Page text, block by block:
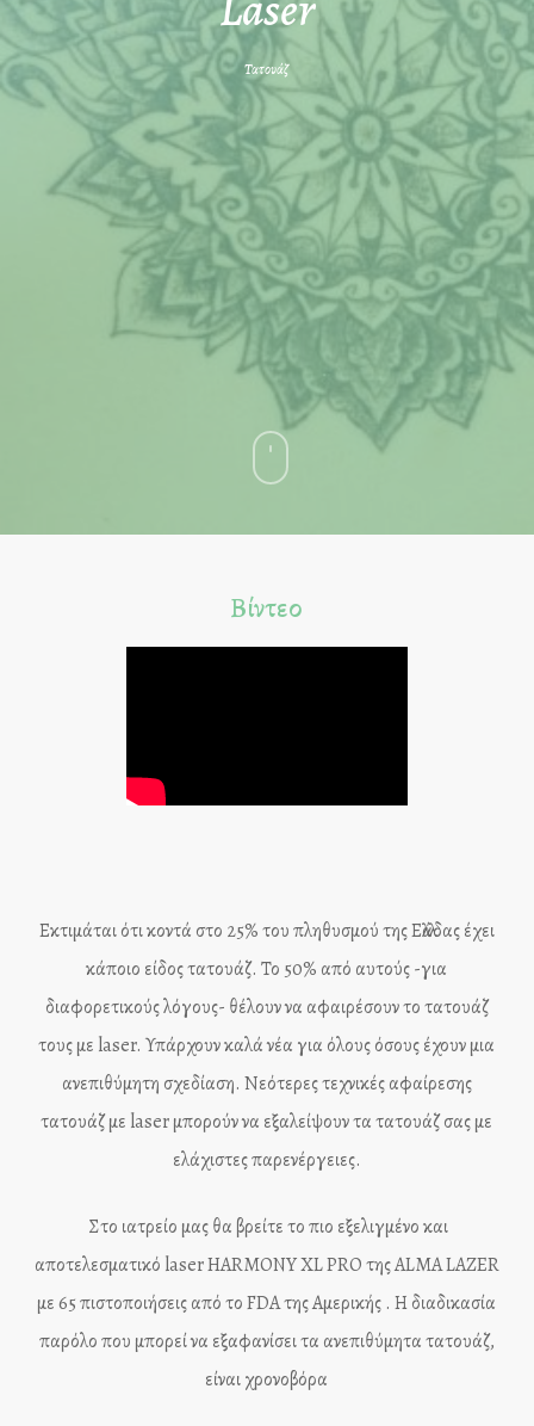
Τατουάζ
Βίντεο
Εκτιμάται ότι κοντά στο 25% του πληθυσμού της Ελλάδας έχει
κάποιο είδος τατουάζ. Το 50% από αυτούς -για
διαφορετικούς λόγους- θέλουν να αφαιρέσουν το τατουάζ
τους με laser. Υπάρχουν καλά νέα ​​για όλους όσους έχουν μια
ανεπιθύμητη σχεδίαση. Νεότερες τεχνικές αφαίρεσης
τατουάζ με laser μπορούν να εξαλείψουν τα τατουάζ σας με
ελάχιστες παρενέργειες.
Στο ιατρείο μας θα βρείτε το πιο εξελιγμένο και
αποτελεσματικό laser HARMONY XL PRO της ALMA LAZER
με 65 πιστοποιήσεις από το FDA της Αμερικής . Η διαδικασία
παρόλο που μπορεί να εξαφανίσει τα ανεπιθύμητα τατουάζ,
είναι χρονοβόρα